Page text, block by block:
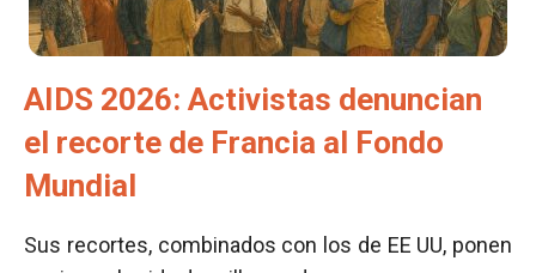
AIDS 2026: Activistas denuncian
el recorte de Francia al Fondo
Mundial
Sus recortes, combinados con los de EE UU, ponen